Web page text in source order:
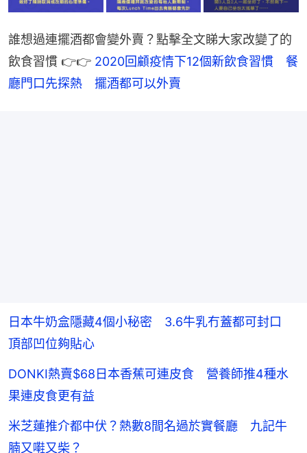
誰想過連擺酒都會變外賣？點擊全文睇大家改變了的
飲食習慣 👉👉 2020回顧疫情下12個新飲食習慣　餐
廳門口先探熱　擺酒都可以外賣
日本牛奶盒隱藏4個小秘密 3.6牛乳冇蓋都可封口
頂部凹位夠貼心
DONKI熱賣$68日本香蕉可連皮食 營養師推4種水
果連皮食更有益
米芝蓮推介都中伏？熱數8間名過於實餐廳 九記牛
腩又嚡又柴？